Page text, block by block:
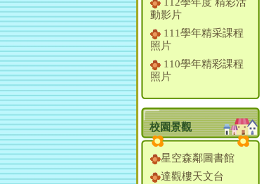
動影片
111學年精采課程
照片
110學年精彩課程
照片
校園景觀
星空森鄰圖書館
達觀樓天文台